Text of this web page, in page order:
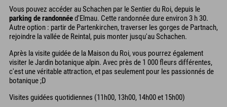
Vous pouvez accéder au Schachen par le Sentier du Roi, depuis le
parking de randonnéed'Elmau. Cette randonnée dure environ 3 h 30.
Autre option : partir de Partenkirchen, traverser les gorges de Partnach,
rejoindre la vallée de Reintal, puis monter jusqu'au Schachen.
Après la visite guidée de la Maison du Roi, vous pourrez également
visiter le Jardin botanique alpin. Avec près de 1 000 fleurs différentes,
c'est une véritable attraction, et pas seulement pour les passionnés de
botanique ;D
Visites guidées quotidiennes (11h00, 13h00, 14h00 et 15h00)